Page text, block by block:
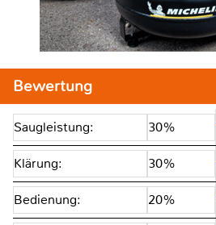
Bewertung
Saugleistung: 30%
Klärung: 30%
Bedienung: 20%